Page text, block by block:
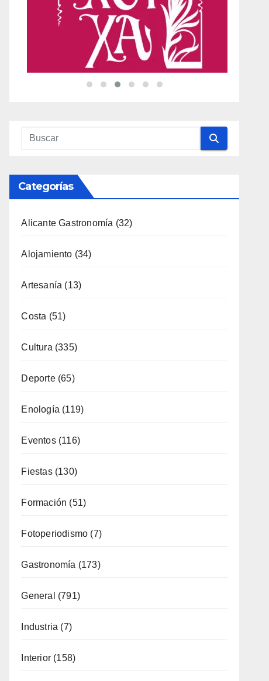
Categorías
Alicante Gastronomía
Alojamiento
Artesanía (13)
Costa (51)
Cultura (335)
(65)
Enología (119)
(116)
Fiestas
(51)
Fotoperiodismo
Gastronomía
General(791)